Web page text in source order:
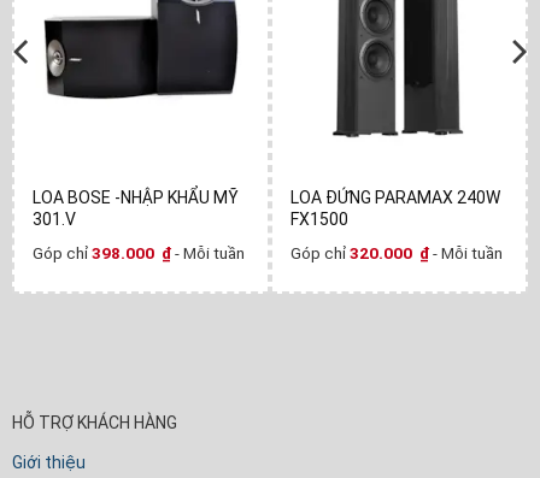
LOA BOSE -NHẬP KHẨU MỸ
301.V
Góp chỉ398.000 ₫- Mỗi tuần
LOA ĐỨNG PARAMAX 240W
FX1500
Góp chỉ320.000 ₫- Mỗi tuần
HỖ TRỢ KHÁCH HÀNG
Giới thiệu